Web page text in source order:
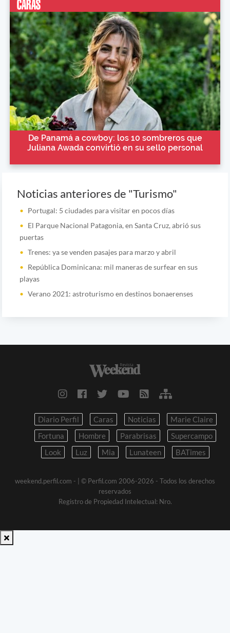
De Panamá a cowboy: los 10 sombreros que
Juliana Awada convirtió en su sello personal
Noticias anteriores de "Turismo"
Portugal: 5 ciudades para visitar en pocos días
El Parque Nacional Patagonia, en Santa Cruz, abrió sus
puertas
Trenes: ya se venden pasajes para marzo y abril
República Dominicana: mil maneras de surfear en sus
playas
Verano 2021: astroturismo en destinos bonaerenses
Diario Perfil Caras Noticias
Marie Claire
Fortuna
Hombre Parabrisas
Supercampo
Look
Luz Mia Lunateen BATimes
weekend.perfil.com -
| © Perfil.com 2006-2026 - Todos los derechos
reservados
Registro de Propiedad Intelectual: Nro.